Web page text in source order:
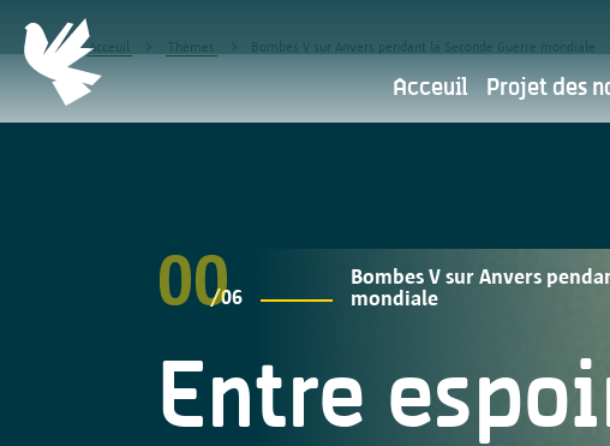
Acceuil Bombes V sur Anvers pendant la Seconde Guerre mondiale
Acceuil Projet des
00
/06
Bombes V sur Anvers
mondiale
Entre
numériques sont primordiales. Nous